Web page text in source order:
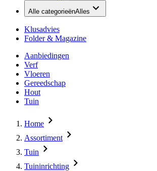
Alle categorieënAlles
Klusadvies
Folder & Magazine
Aanbiedingen
Verf
Vloeren
Gereedschap
Hout
Tuin
Home
Assortiment
Tuin
Tuininrichting